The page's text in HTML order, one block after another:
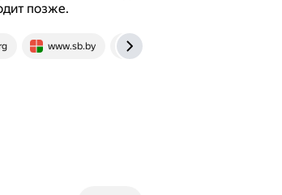
позже.
www.sb.by